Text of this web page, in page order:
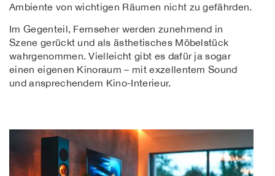
Ambiente von wichtigen Räumen nicht zu gefährden.
Im Gegenteil, Fernseher werden zunehmend in
Szene gerückt und als ästhetisches Möbelstück
wahrgenommen. Vielleicht gibt es dafür ja sogar
einen eigenen Kinoraum – mit exzellentem Sound
und ansprechendem Kino-Interieur.